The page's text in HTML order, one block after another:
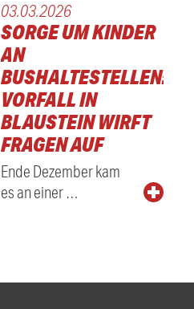
03.03.2026
SORGE UM KINDER
AN
BUSHALTESTELLEN:
VORFALL IN
BLAUSTEIN WIRFT
FRAGEN AUF
Ende Dezember kam
es an einer …